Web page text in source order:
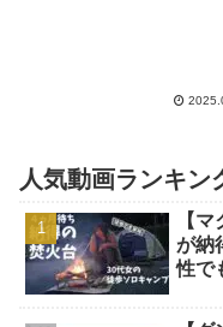
人気動画ランキン
【
が納
性で